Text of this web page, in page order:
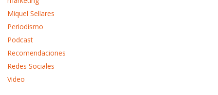
Miquel Sellares
Periodismo
Podcast
Recomendaciones
Redes Sociales
Video